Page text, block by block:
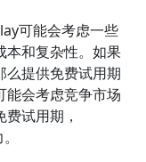
可能会考虑一些
本和复杂性。如果
么提供免费试用期
能会考虑竞争市场
试用期，